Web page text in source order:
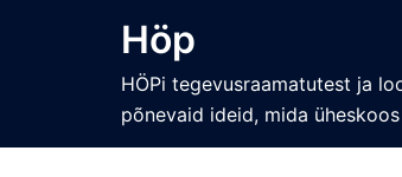
Höp
HÖPi tegevusraamatutest ja
põnevaid ideid, mida